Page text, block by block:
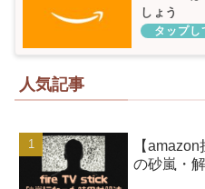
しょう
人気記事
【
の砂嵐・